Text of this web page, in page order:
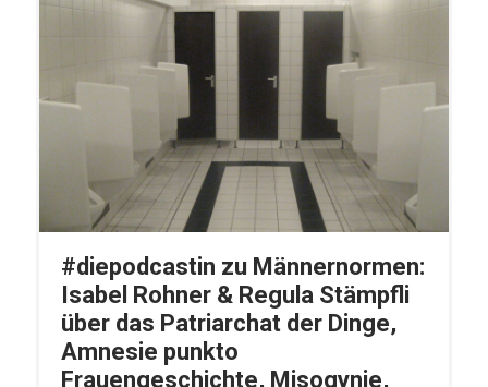
#diepodcastin zu Männernormen:
Isabel Rohner & Regula Stämpfli
über das Patriarchat der Dinge,
Amnesie punkto
Frauengeschichte, Misogynie,